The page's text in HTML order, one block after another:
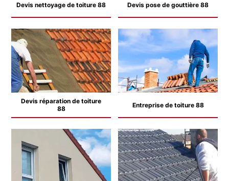
Devis nettoyage de toiture 88 Devis pose de gouttière 88
Devis réparation de toiture
88
Entreprise de toiture 88